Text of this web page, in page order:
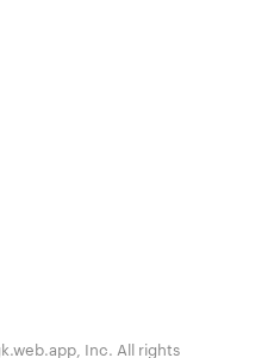
Inc. All rights